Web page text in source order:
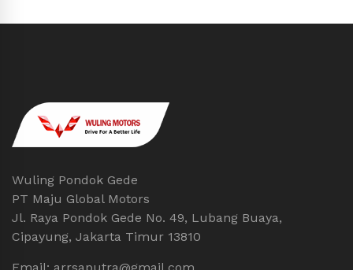
Wuling Pondok Gede
PT Maju Global Motors
Jl. Raya Pondok Gede No. 49, Lubang Buaya,
Cipayung, Jakarta Timur 13810
Email: arrsaputra@gmail.com